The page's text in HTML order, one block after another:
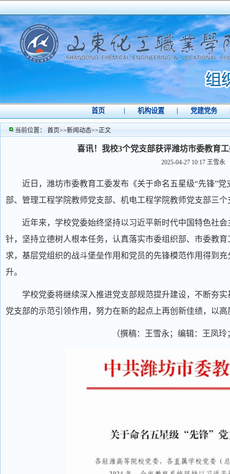
首页 机构设置 党建党务
当前位置： 首页>>新闻动态>>正文
喜讯！我校3个党支部获评潍坊市委教育
2025-04-27 10:17 王雪永
近日，潍坊市委教育工委发布《关于命名五星级“先锋”
部、管理工程学院教师党支部、机电工程学院教师党支部三
近年来，学校党委始终坚持以习近平新时代中国特色社
针，坚持立德树人根本任务，认真落实市委组织部、市委教
求，基层党组织的战斗堡垒作用和党员的先锋模范作用得到
升。
学校党委将继续深入推进党支部规范提升建设，不断夯
党支部的示范引领作用，努力在新的起点上再创新佳绩，以
（撰稿：王雪永；编辑：王凤